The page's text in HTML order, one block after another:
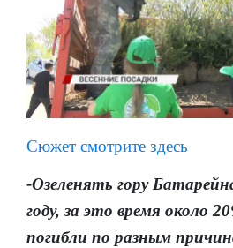
Сюжет смотрите здесь
-Озеленять гору
году, за это время около
погибли по разным